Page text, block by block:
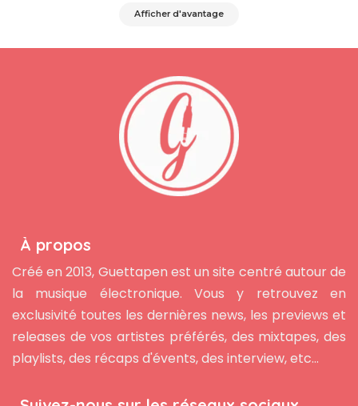
Afficher d'avantage
À propos
Créé en 2013, Guettapen est un site centré autour de
la musique électronique. Vous y retrouvez en
exclusivité toutes les dernières news, les previews et
releases de vos artistes préférés, des mixtapes, des
playlists, des récaps d'évents, des interview, etc...